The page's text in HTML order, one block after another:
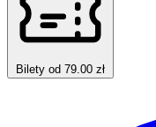
Bilety od 79.00 zł